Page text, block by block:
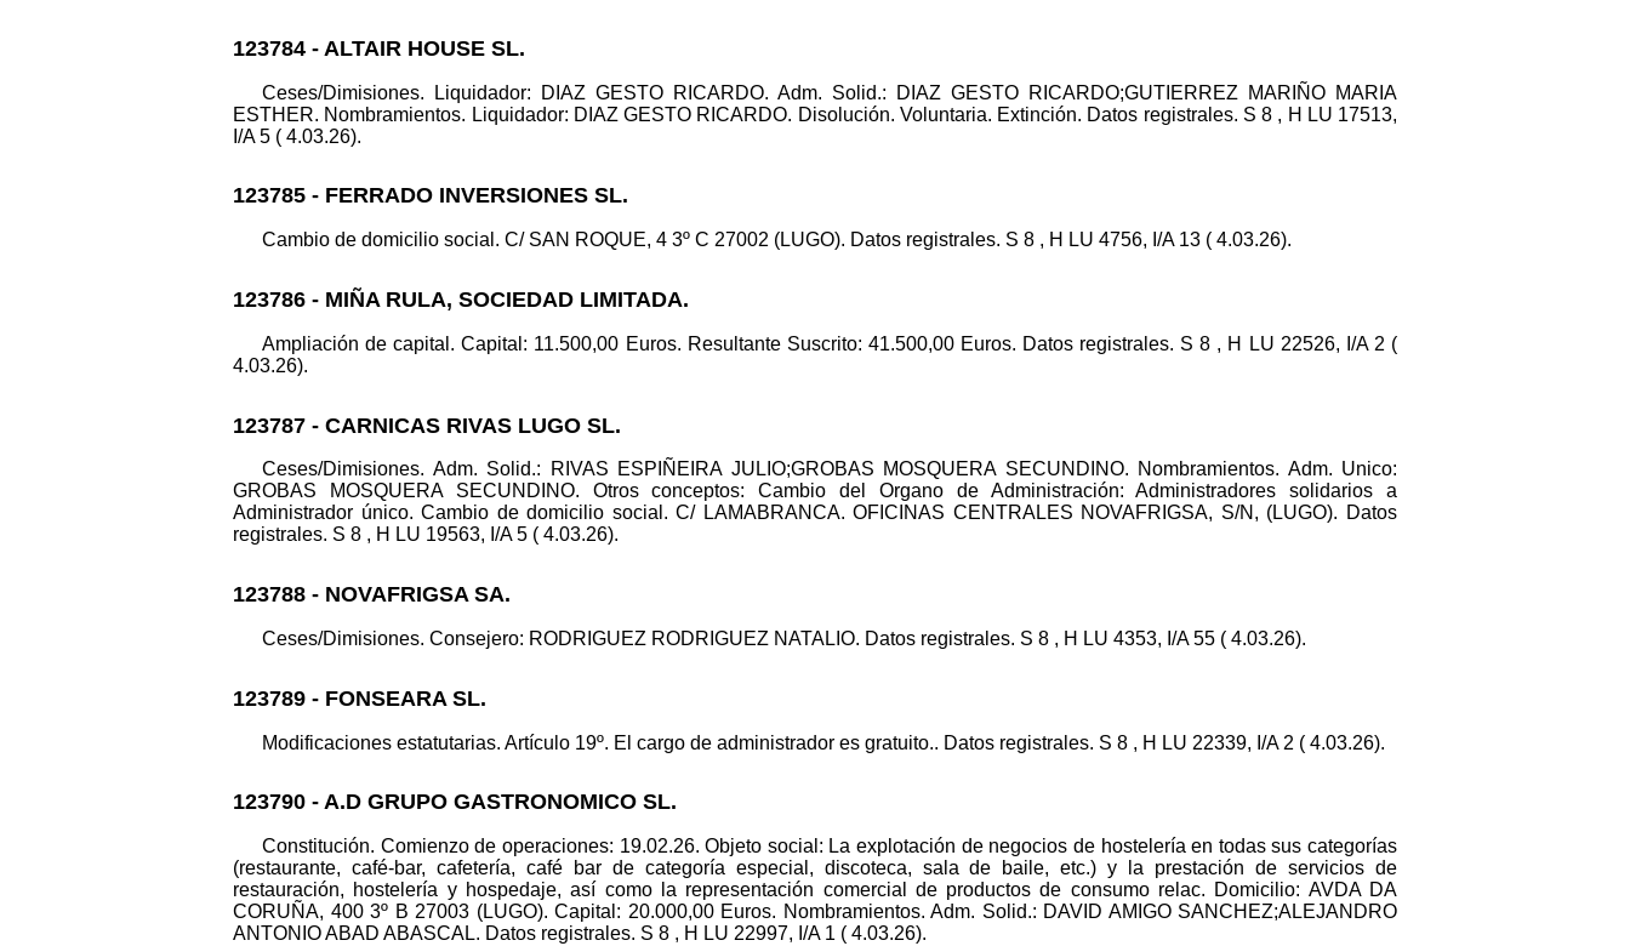
123784 - ALTAIR HOUSE SL.
Ceses/Dimisiones. Liquidador: DIAZ GESTO RICARDO. Adm. Solid.: DIAZ GESTO RICARDO;GUTIERREZ MARIÑO MARIA
ESTHER. Nombramientos. Liquidador: DIAZ GESTO RICARDO. Disolución. Voluntaria. Extinción. Datos registrales. S 8 , H LU 17513,
I/A 5 ( 4.03.26).
123785 - FERRADO INVERSIONES SL.
Cambio de domicilio social. C/ SAN ROQUE, 4 3º C 27002 (LUGO). Datos registrales. S 8 , H LU 4756, I/A 13 ( 4.03.26).
123786 - MIÑA RULA, SOCIEDAD LIMITADA.
Ampliación de capital. Capital: 11.500,00 Euros. Resultante Suscrito: 41.500,00 Euros. Datos registrales. S 8 , H LU 22526, I/A 2 (
4.03.26).
123787 - CARNICAS RIVAS LUGO SL.
Ceses/Dimisiones. Adm. Solid.: RIVAS ESPIÑEIRA JULIO;GROBAS MOSQUERA SECUNDINO. Nombramientos. Adm. Unico:
GROBAS MOSQUERA SECUNDINO. Otros conceptos: Cambio del Organo de Administración: Administradores solidarios a
Administrador único. Cambio de domicilio social. C/ LAMABRANCA. OFICINAS CENTRALES NOVAFRIGSA, S/N, (LUGO). Datos
registrales. S 8 , H LU 19563, I/A 5 ( 4.03.26).
123788 - NOVAFRIGSA SA.
Ceses/Dimisiones. Consejero: RODRIGUEZ RODRIGUEZ NATALIO. Datos registrales. S 8 , H LU 4353, I/A 55 ( 4.03.26).
123789 - FONSEARA SL.
Modificaciones estatutarias. Artículo 19º. El cargo de administrador es gratuito.. Datos registrales. S 8 , H LU 22339, I/A 2 ( 4.03.26).
123790 - A.D GRUPO GASTRONOMICO SL.
Constitución. Comienzo de operaciones: 19.02.26. Objeto social: La explotación de negocios de hostelería en todas sus categorías
(restaurante, café-bar, cafetería, café bar de categoría especial, discoteca, sala de baile, etc.) y la prestación de servicios de
restauración, hostelería y hospedaje, así como la representación comercial de productos de consumo relac. Domicilio: AVDA DA
CORUÑA, 400 3º B 27003 (LUGO). Capital: 20.000,00 Euros. Nombramientos. Adm. Solid.: DAVID AMIGO SANCHEZ;ALEJANDRO
ANTONIO ABAD ABASCAL. Datos registrales. S 8 , H LU 22997, I/A 1 ( 4.03.26).